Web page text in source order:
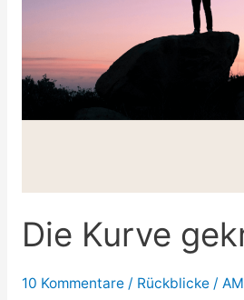
Die Kurve
10 Kommentare / Rückblicke/